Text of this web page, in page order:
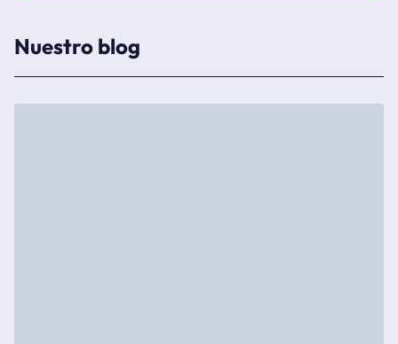
Nuestro blog